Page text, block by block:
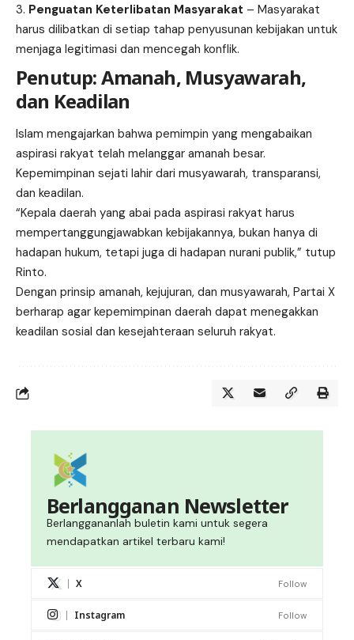
Penguatan Keterlibatan Masyarakat – Masyarakat
harus dilibatkan di setiap tahap penyusunan kebijakan untuk
menjaga legitimasi dan mencegah konflik.
Penutup: Amanah, Musyawarah,
dan Keadilan
Islam mengajarkan bahwa pemimpin yang mengabaikan
aspirasi rakyat telah melanggar amanah besar.
Kepemimpinan sejati lahir dari musyawarah, transparansi,
dan keadilan.
“Kepala daerah yang abai pada aspirasi rakyat harus
mempertanggungjawabkan kebijakannya, bukan hanya di
hadapan hukum, tetapi juga di hadapan nurani publik,” tutup
Rinto.
Dengan prinsip amanah, kejujuran, dan musyawarah, Partai X
berharap agar kepemimpinan daerah dapat menegakkan
keadilan sosial dan kesejahteraan seluruh rakyat.
Berlangganan Newsletter
Berlanggananlah buletin kami untuk segera
mendapatkan artikel terbaru kami!
X Follow
Instagram Follow